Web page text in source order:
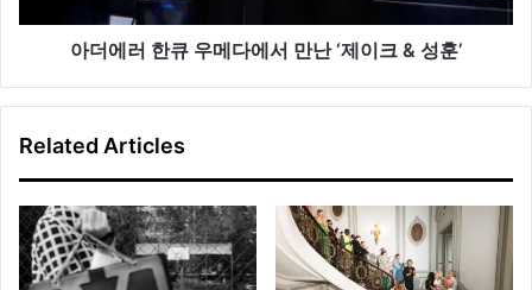
다
‘제
&
성
훈’
아더에러 한큐 우메다에서 만난 ‘제이크 & 성훈’
Related Articles